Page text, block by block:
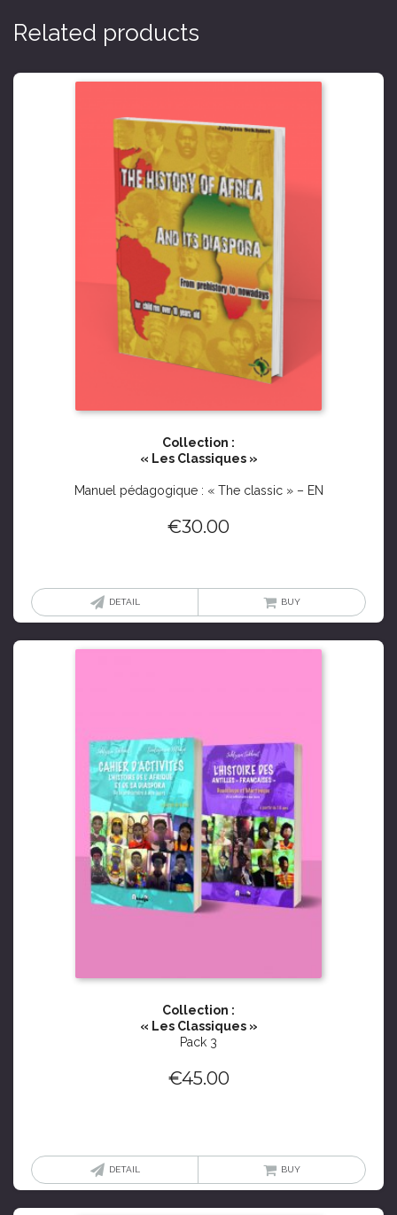
Related products
Collection :
« Les Classiques »
Manuel pédagogique : « The classic » – EN
€30.00
DETAIL BUY
Collection :
« Les Classiques »
Pack 3
€45.00
DETAIL BUY